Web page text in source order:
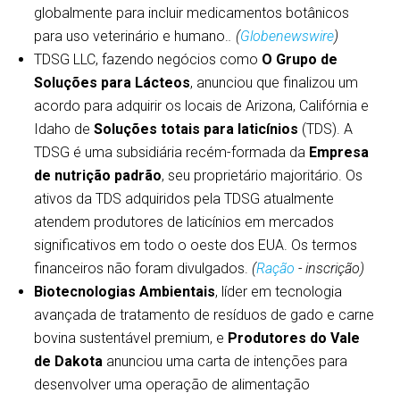
globalmente para incluir medicamentos botânicos
para uso veterinário e humano.. (Globenewswire)
TDSG LLC, fazendo negócios como O Grupo de
Soluções para Lácteos, anunciou que finalizou um
acordo para adquirir os locais de Arizona, Califórnia e
Idaho deSoluções totais para laticínios (TDS). A
TDSG é uma subsidiária recém-formada da Empresa
de nutrição padrão, seu proprietário majoritário. Os
ativos da TDS adquiridos pela TDSG atualmente
atendem produtores de laticínios em mercados
significativos em todo o oeste dos EUA. Os termos
financeiros não foram divulgados. (Ração - inscrição)
Biotecnologias Ambientais, líder em tecnologia
avançada de tratamento de resíduos de gado e carne
bovina sustentável premium, e Produtores do Vale
de Dakota anunciou uma carta de intenções para
desenvolver uma operação de alimentação